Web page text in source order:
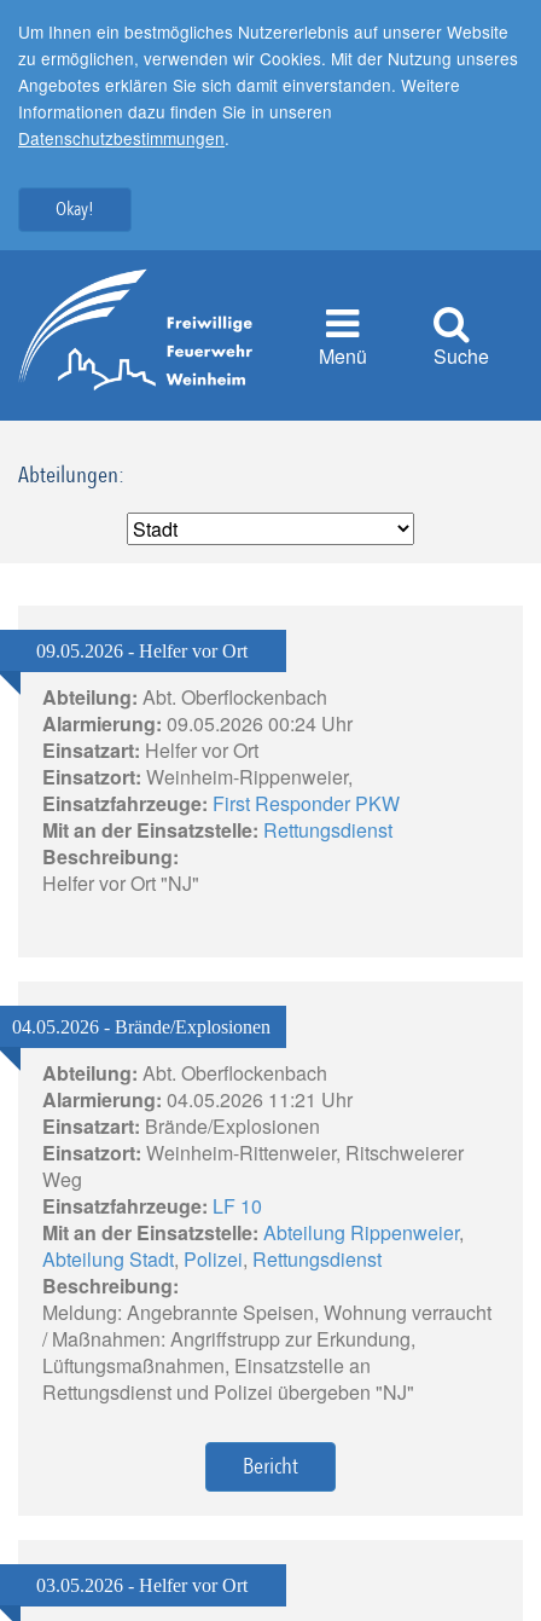
Um Ihnen ein bestmögliches Nutzererlebnis auf unserer Website
zu ermöglichen, verwenden wir Cookies. Mit der Nutzung unseres
Angebotes erklären Sie sich damit einverstanden. Weitere
Informationen dazu finden Sie in unseren
Datenschutzbestimmungen.
Okay!
Menü Suche
Abteilungen:
09.05.2026 - Helfer vor Ort
Abteilung: Abt. Oberflockenbach
Alarmierung: 09.05.2026 00:24 Uhr
Einsatzart: Helfer vor Ort
Einsatzort: Weinheim-Rippenweier,
Einsatzfahrzeuge: First Responder PKW
Mit an der Einsatzstelle: Rettungsdienst
Beschreibung:
Helfer vor Ort "NJ"
04.05.2026 - Brände/Explosionen
Abteilung: Abt. Oberflockenbach
Alarmierung: 04.05.2026 11:21 Uhr
Einsatzart: Brände/Explosionen
Einsatzort: Weinheim-Rittenweier, Ritschweierer
Weg
Einsatzfahrzeuge: LF 10
Mit an der Einsatzstelle: Abteilung Rippenweier,
Abteilung Stadt, Polizei, Rettungsdienst
Beschreibung:
Meldung: Angebrannte Speisen, Wohnung verraucht
/ Maßnahmen: Angriffstrupp zur Erkundung,
Lüftungsmaßnahmen, Einsatzstelle an
Rettungsdienst und Polizei übergeben "NJ"
Bericht
03.05.2026 - Helfer vor Ort